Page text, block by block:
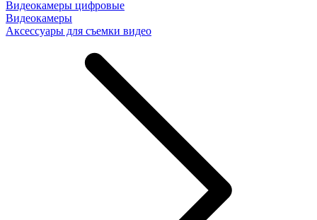
Видеокамеры цифровые
Видеокамеры
Аксессуары для съемки видео